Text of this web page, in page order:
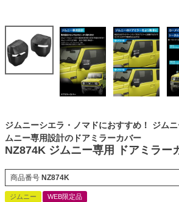
ジムニーシエラ・ノマドにおすすめ！ ジム
ムニー専用設計のドアミラーカバー
NZ874K ジムニー専用 ドアミラー
商品番号 NZ874K
ジムニー WEB限定品